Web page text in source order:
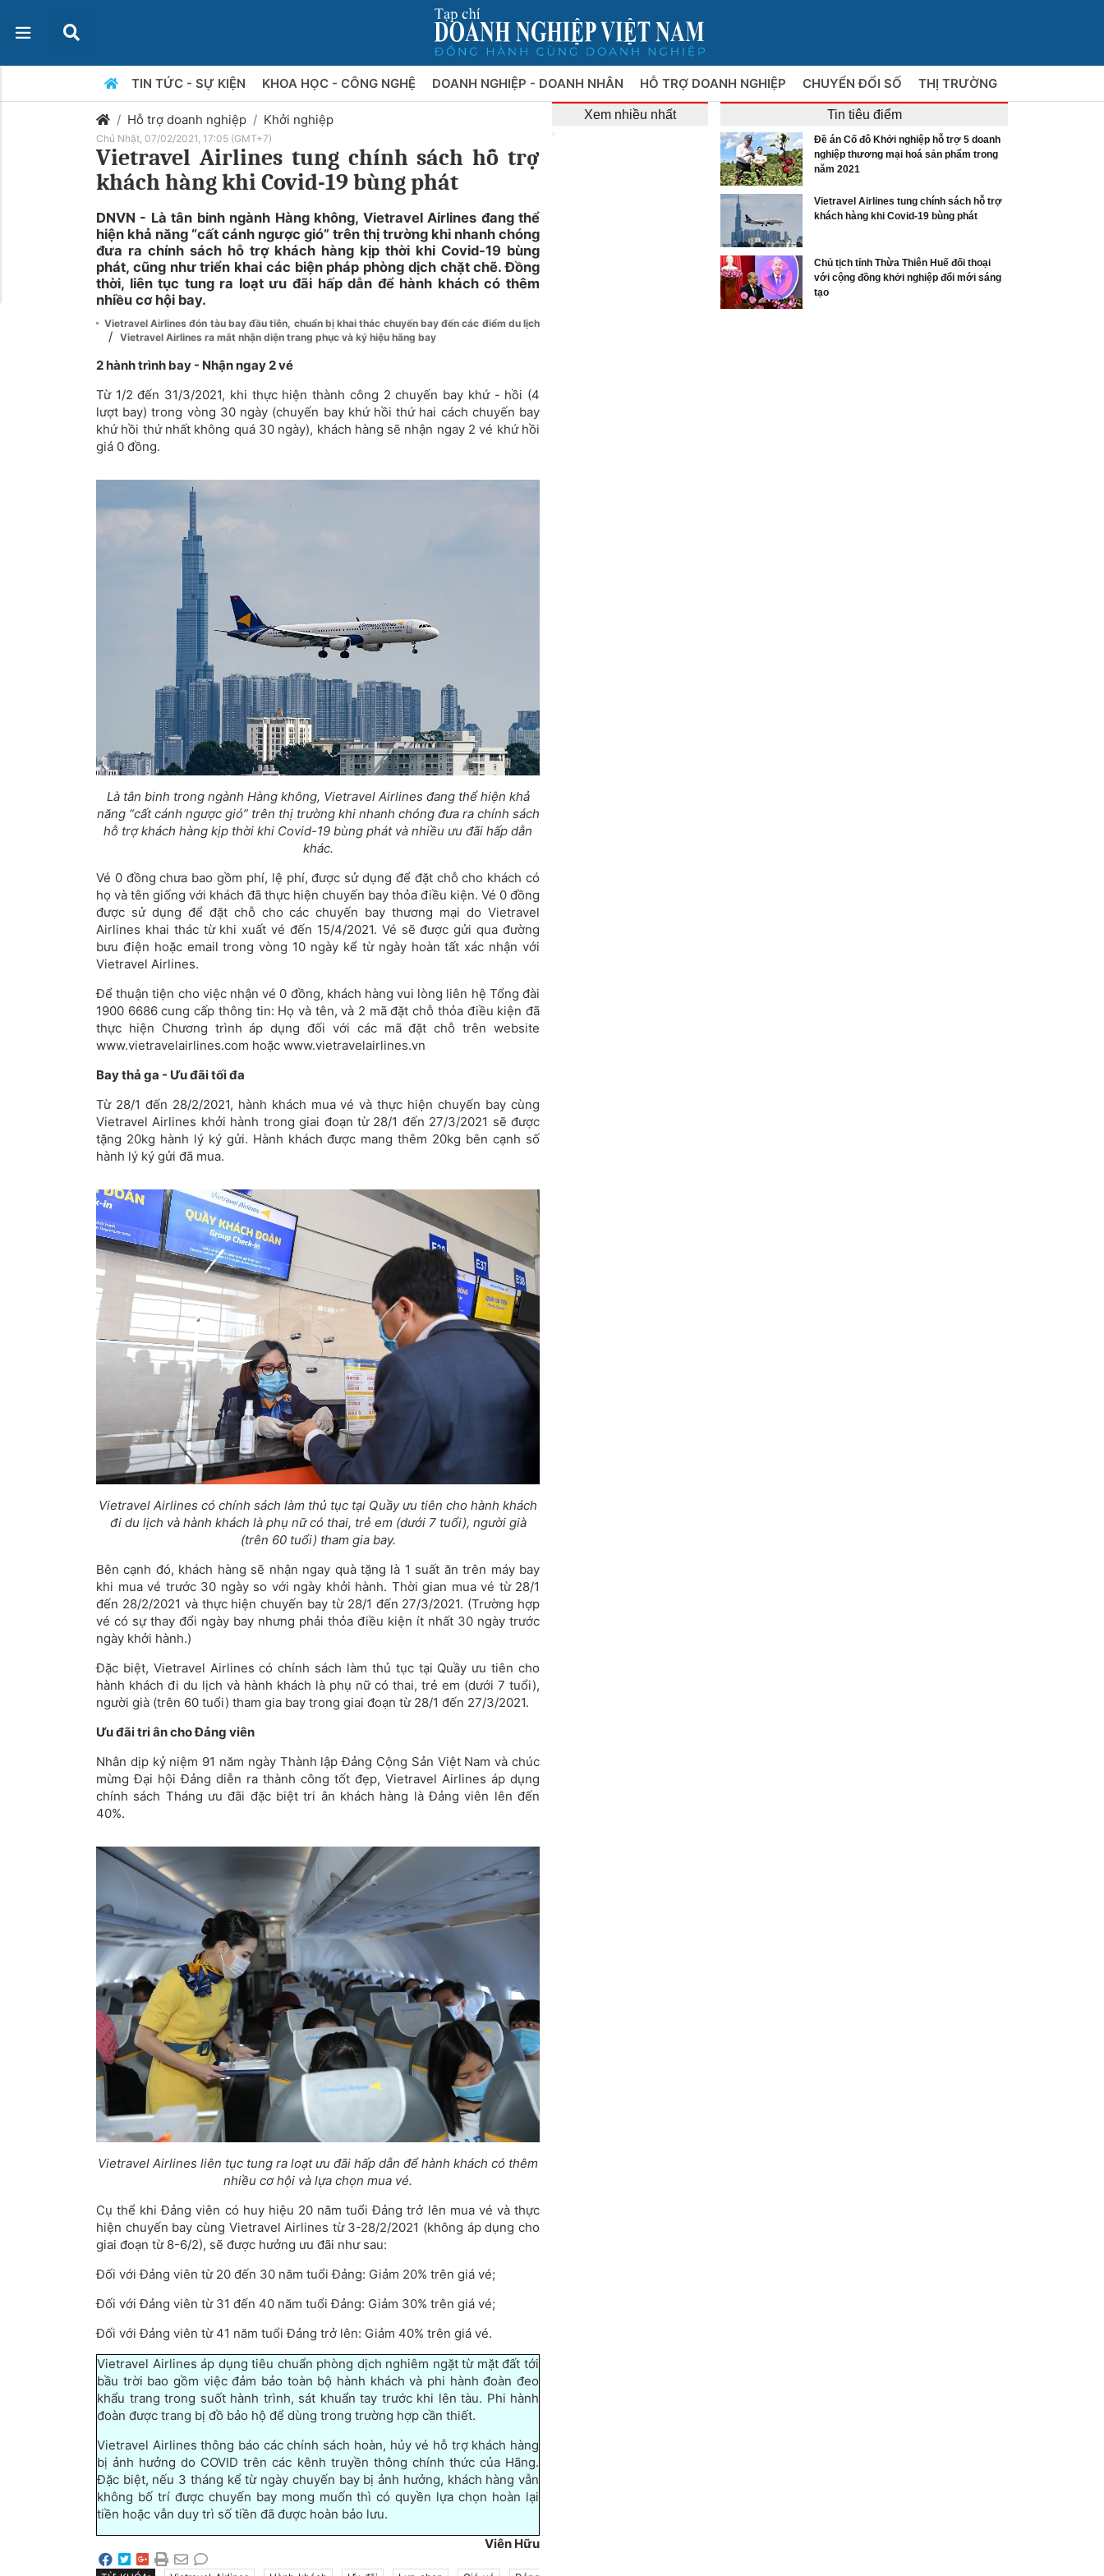
TIN TỨC - SỰ KIỆN KHOA HỌC - CÔNG NGHỆ DOANH NGHIỆP - DOANH NHÂN HỖ TRỢ DOANH NGHIỆP CHUYỂN ĐỔI SỐ THỊ TRƯỜNG
Hỗ trợ doanh nghiệp Khởi nghiệp
Chủ Nhật, 07/02/2021, 17:05 (GMT+7)
Vietravel Airlines tung chính sách hỗ trợ
khách hàng khi Covid-19 bùng phát
DNVN - Là tân binh ngành Hàng không, Vietravel Airlines đang thể
hiện khả năng “cất cánh ngược gió” trên thị trường khi nhanh chóng
đưa ra chính sách hỗ trợ khách hàng kịp thời khi Covid-19 bùng
phát, cũng như triển khai các biện pháp phòng dịch chặt chẽ. Đồng
thời, liên tục tung ra loạt ưu đãi hấp dẫn để hành khách có thêm
nhiều cơ hội bay.
Vietravel Airlines đón tàu bay đầu tiên, chuẩn bị khai thác chuyến bay đến các điểm du lịch
/ Vietravel Airlines ra mắt nhận diện trang phục và ký hiệu hãng bay
2 hành trình bay - Nhận ngay 2 vé
Từ 1/2 đến 31/3/2021, khi thực hiện thành công 2 chuyến bay khứ - hồi (4
lượt bay) trong vòng 30 ngày (chuyến bay khứ hồi thứ hai cách chuyến bay
khứ hồi thứ nhất không quá 30 ngày), khách hàng sẽ nhận ngay 2 vé khứ hồi
giá 0 đồng.
Là tân binh trong ngành Hàng không, Vietravel Airlines đang thể hiện khả
năng “cất cánh ngược gió” trên thị trường khi nhanh chóng đưa ra chính sách
hỗ trợ khách hàng kịp thời khi Covid-19 bùng phát và nhiều ưu đãi hấp dẫn
khác.
Vé 0 đồng chưa bao gồm phí, lệ phí, được sử dụng để đặt chỗ cho khách có
họ và tên giống với khách đã thực hiện chuyến bay thỏa điều kiện. Vé 0 đồng
được sử dụng để đặt chỗ cho các chuyến bay thương mại do Vietravel
Airlines khai thác từ khi xuất vé đến 15/4/2021. Vé sẽ được gửi qua đường
bưu điện hoặc email trong vòng 10 ngày kể từ ngày hoàn tất xác nhận với
Vietravel Airlines.
Để thuận tiện cho việc nhận vé 0 đồng, khách hàng vui lòng liên hệ Tổng đài
1900 6686 cung cấp thông tin: Họ và tên, và 2 mã đặt chỗ thỏa điều kiện đã
thực hiện Chương trình áp dụng đối với các mã đặt chỗ trên website
www.vietravelairlines.com hoặc www.vietravelairlines.vn
Bay thả ga - Ưu đãi tối đa
Từ 28/1 đến 28/2/2021, hành khách mua vé và thực hiện chuyến bay cùng
Vietravel Airlines khởi hành trong giai đoạn từ 28/1 đến 27/3/2021 sẽ được
tặng 20kg hành lý ký gửi. Hành khách được mang thêm 20kg bên cạnh số
hành lý ký gửi đã mua.
Vietravel Airlines có chính sách làm thủ tục tại Quầy ưu tiên cho hành khách
đi du lịch và hành khách là phụ nữ có thai, trẻ em (dưới 7 tuổi), người già
(trên 60 tuổi) tham gia bay.
Bên cạnh đó, khách hàng sẽ nhận ngay quà tặng là 1 suất ăn trên máy bay
khi mua vé trước 30 ngày so với ngày khởi hành. Thời gian mua vé từ 28/1
đến 28/2/2021 và thực hiện chuyến bay từ 28/1 đến 27/3/2021. (Trường hợp
vé có sự thay đổi ngày bay nhưng phải thỏa điều kiện ít nhất 30 ngày trước
ngày khởi hành.)
Đặc biệt, Vietravel Airlines có chính sách làm thủ tục tại Quầy ưu tiên cho
hành khách đi du lịch và hành khách là phụ nữ có thai, trẻ em (dưới 7 tuổi),
người già (trên 60 tuổi) tham gia bay trong giai đoạn từ 28/1 đến 27/3/2021.
Ưu đãi tri ân cho Đảng viên
Nhân dịp kỷ niệm 91 năm ngày Thành lập Đảng Cộng Sản Việt Nam và chúc
mừng Đại hội Đảng diễn ra thành công tốt đẹp, Vietravel Airlines áp dụng
chính sách Tháng ưu đãi đặc biệt tri ân khách hàng là Đảng viên lên đến
40%.
Vietravel Airlines liên tục tung ra loạt ưu đãi hấp dẫn để hành khách có thêm
nhiều cơ hội và lựa chọn mua vé.
Cụ thể khi Đảng viên có huy hiệu 20 năm tuổi Đảng trở lên mua vé và thực
hiện chuyến bay cùng Vietravel Airlines từ 3-28/2/2021 (không áp dụng cho
giai đoạn từ 8-6/2), sẽ được hưởng ưu đãi như sau:
Đối với Đảng viên từ 20 đến 30 năm tuổi Đảng: Giảm 20% trên giá vé;
Đối với Đảng viên từ 31 đến 40 năm tuổi Đảng: Giảm 30% trên giá vé;
Đối với Đảng viên từ 41 năm tuổi Đảng trở lên: Giảm 40% trên giá vé.
Vietravel Airlines áp dụng tiêu chuẩn phòng dịch nghiêm ngặt từ mặt đất tới
bầu trời bao gồm việc đảm bảo toàn bộ hành khách và phi hành đoàn đeo
khẩu trang trong suốt hành trình, sát khuẩn tay trước khi lên tàu. Phi hành
đoàn được trang bị đồ bảo hộ để dùng trong trường hợp cần thiết.
Vietravel Airlines thông báo các chính sách hoàn, hủy vé hỗ trợ khách hàng
bị ảnh hưởng do COVID trên các kênh truyền thông chính thức của Hãng.
Đặc biệt, nếu 3 tháng kể từ ngày chuyến bay bị ảnh hưởng, khách hàng vẫn
không bố trí được chuyến bay mong muốn thì có quyền lựa chọn hoàn lại
tiền hoặc vẫn duy trì số tiền đã được hoàn bảo lưu.
Viên Hữu
Xem nhiều nhất Tin tiêu điểm
Đề án Cố đô Khởi nghiệp hỗ trợ 5 doanh
nghiệp thương mại hoá sản phẩm trong
năm 2021
Vietravel Airlines tung chính sách hỗ trợ
khách hàng khi Covid-19 bùng phát
Chủ tịch tỉnh Thừa Thiên Huế đối thoại
với cộng đồng khởi nghiệp đổi mới sáng
tạo